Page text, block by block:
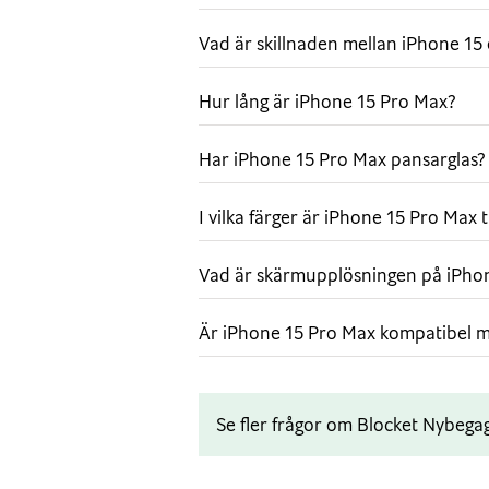
Omvälvande A17 Pro-chip
Grafik i proffsklass får mobilspel att
detaljerade miljöer och
otroligt effektivt och bidrar till att
Enorm frihet att komponera din
huvudkameran med 48 MP. Och ta
Flexibel snabbknapp
Snabbknappen är den enkla
den du vill ha, till exempel tyst
Proffsanslutning
Med den nya usb-c-kontakten kan
Vad är skillnaden mellan iPhone 15
Hur lång är iPhone 15 Pro Max?
Har iPhone 15 Pro Max pansarglas?
I vilka färger är iPhone 15 Pro Max
Vad är skärmupplösningen på
Är iPhone 15 Pro Max kompatibel
Se fler frågor om Blocket